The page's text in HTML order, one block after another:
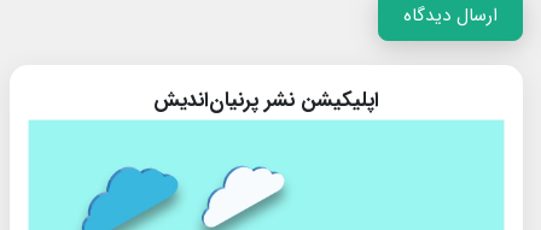
ارسال دیدگاه
اپلیکیشن نشر پرنیان‌اندیش